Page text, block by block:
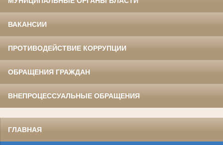
ВАКАНСИИ
ПРОТИВОДЕЙСТВИЕ КОРРУПЦИИ
ОБРАЩЕНИЯ ГРАЖДАН
ВНЕПРОЦЕССУАЛЬНЫЕ ОБРАЩЕНИЯ
ГЛАВНАЯ